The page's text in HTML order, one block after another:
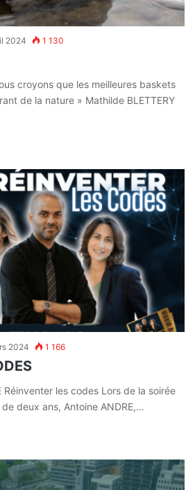
2024 1 130
croyons que les meilleures baskets
de la nature » Mathilde BLETTERY
2024 1 166
Réinventer les codes Lors de la soirée
deux ans, Antoine ANDRE,…